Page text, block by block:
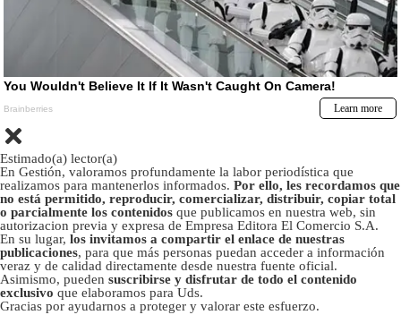
Estimado(a) lector(a)
En Gestión, valoramos profundamente la labor periodística que
realizamos para mantenerlos informados. Por ello, les recordamos que
no está permitido, reproducir, comercializar, distribuir, copiar total
o parcialmente los contenidos que publicamos en nuestra web, sin
autorizacion previa y expresa de Empresa Editora El Comercio S.A.
En su lugar, los invitamos a compartir el enlace de nuestras
publicaciones, para que más personas puedan acceder a información
veraz y de calidad directamente desde nuestra fuente oficial.
Asimismo, pueden suscribirse y disfrutar de todo el contenido
exclusivo que elaboramos para Uds.
Gracias por ayudarnos a proteger y valorar este esfuerzo.